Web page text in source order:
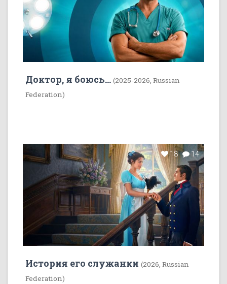
Доктор, я боюсь... (2025-2026, Russian
Federation)
18 14
История его служанки (2026, Russian
Federation)